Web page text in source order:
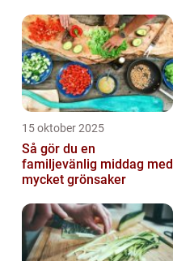
15 oktober 2025
Så gör du en
familjevänlig middag med
mycket grönsaker